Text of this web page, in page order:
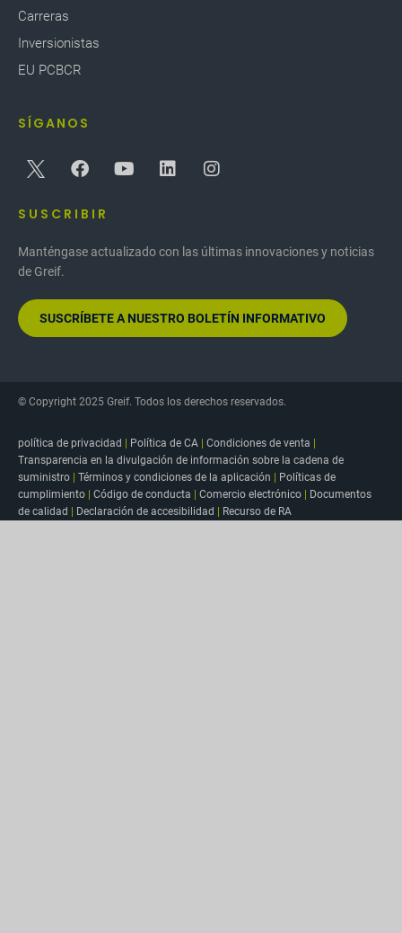
Carreras
Inversionistas
EU PCBCR
SÍGANOS
SUSCRIBIR
Manténgase actualizado con las últimas innovaciones y noticias
de Greif.
SUSCRÍBETE A NUESTRO BOLETÍN INFORMATIVO
© Copyright 2025 Greif. Todos los derechos reservados.
política de privacidad | Política de CA | Condiciones de venta |
Transparencia en la divulgación de información sobre la cadena de
suministro | Términos y condiciones de la aplicación | Políticas de
cumplimiento | Código de conducta | Comercio electrónico | Documentos
de calidad | Declaración de accesibilidad | Recurso de RA